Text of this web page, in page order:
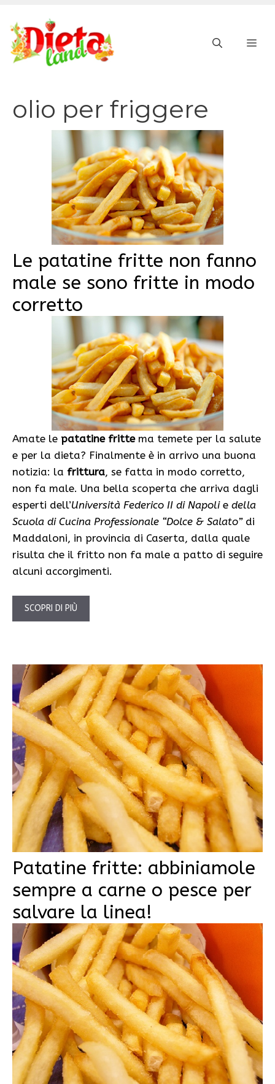
contenuto
olio per friggere
Le patatine fritte non fanno
male se sono fritte in modo
corretto
Amate le patatine frittema temete per la salute
e per la dieta? Finalmente è in arrivo una buona
notizia: la frittura, se fatta in modo corretto,
non fa male. Una bella scoperta che arriva dagli
esperti dell’Università Federico II di Napoli e della
Scuola di Cucina Professionale “Dolce & Salato” di
Maddaloni, in provincia di Caserta, dalla quale
risulta che il fritto non fa male a patto di seguire
alcuni accorgimenti.
SCOPRI DI PIÙ
Patatine fritte: abbiniamole
sempre a carne o pesce per
salvare la linea!